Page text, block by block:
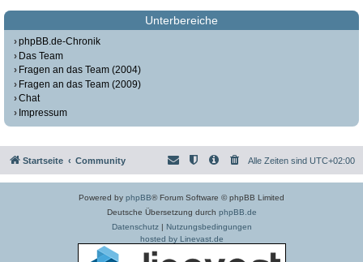
Unterbereiche
phpBB.de-Chronik
Das Team
Fragen an das Team (2004)
Fragen an das Team (2009)
Chat
Impressum
Startseite Community Alle Zeiten sind UTC+02:00
Powered by phpBB® Forum Software © phpBB Limited
Deutsche Übersetzung durch phpBB.de
Datenschutz| Nutzungsbedingungen
hosted by Linevast.de